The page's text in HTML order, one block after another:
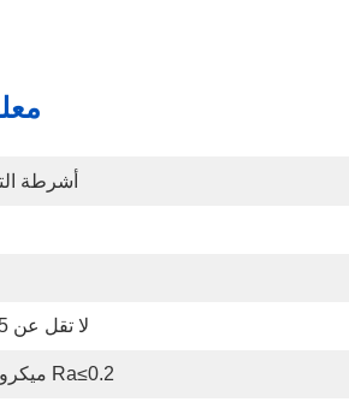
أشرطة
لا تقل عن 355 نيوتن / مم 2
Ra≤0.2 ميكرون و Rt≤2micro